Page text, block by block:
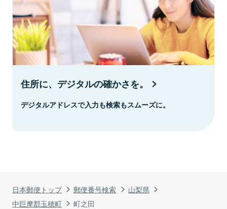
日本郵便トップ 郵便番号検索
山梨県
中巨摩郡玉穂町
町之田
住所に、デジタルの確かさを。
デジタルアドレスで入力も検索もスムーズに。